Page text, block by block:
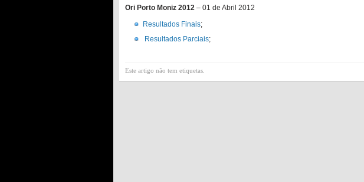
Ori Porto Moniz 2012 – 01 de Abril 2012
Resultados Finais;
Resultados Parciais;
Este artigo não tem etiquetas.